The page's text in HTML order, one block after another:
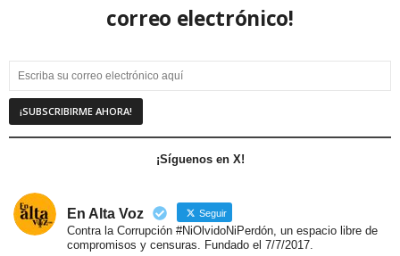
correo electrónico!
¡Síguenos en X!
En Alta Voz Seguir
Contra la Corrupción #NiOlvidoNiPerdón, un espacio libre de
compromisos y censuras. Fundado el 7/7/2017.